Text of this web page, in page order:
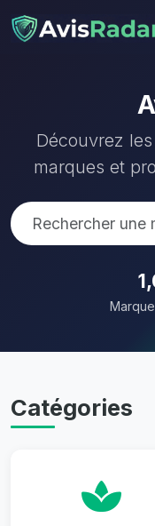
Découvrez
marques et
Catégories